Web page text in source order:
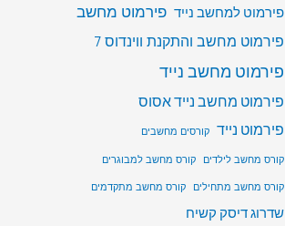
פירמוט למחשב נייד פירמוט מחשב
פירמוט מחשב והתקנת ווינדוס 7
פירמוט מחשב נייד
פירמוט מחשב נייד אסוס
פירמוט נייד קורסים מחשבים
קורס מחשב לילדים קורס מחשב למבוגרים
קורס מחשב מתחילים קורס מחשב מתקדמים
שדרוג דיסק קשיח